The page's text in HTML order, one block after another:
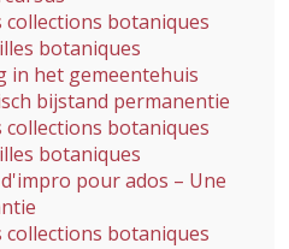
collections botaniques
botaniques
in het gemeentehuis
bijstand permanentie
collections botaniques
botaniques
pour ados – Une
collections botaniques